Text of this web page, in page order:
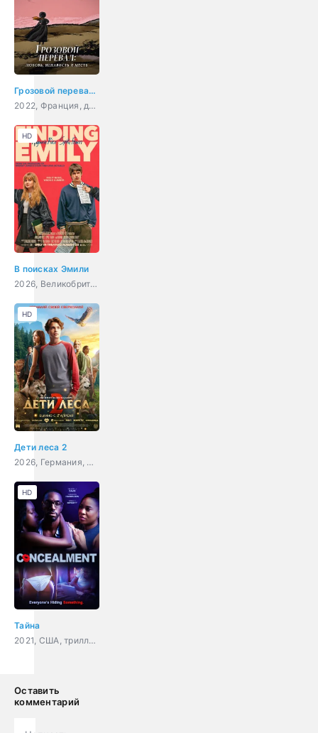
Грозовой перевал: любовь, ненависть и месть
2022, Франция, документальный
В поисках Эмили
2026, Великобритания, США, мелодрама, комедия
HD
Дети леса 2
2026, Германия, фэнтези, семейный
HD
Тайна
2021, США, триллер
HD
Оставить
комментарий